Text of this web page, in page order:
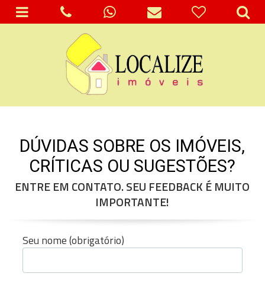
DÚVIDAS SOBRE OS IMÓVEIS,
CRÍTICAS OU SUGESTÕES?
ENTRE EM CONTATO. SEU FEEDBACK É MUITO
IMPORTANTE!
Seu nome (obrigatório)